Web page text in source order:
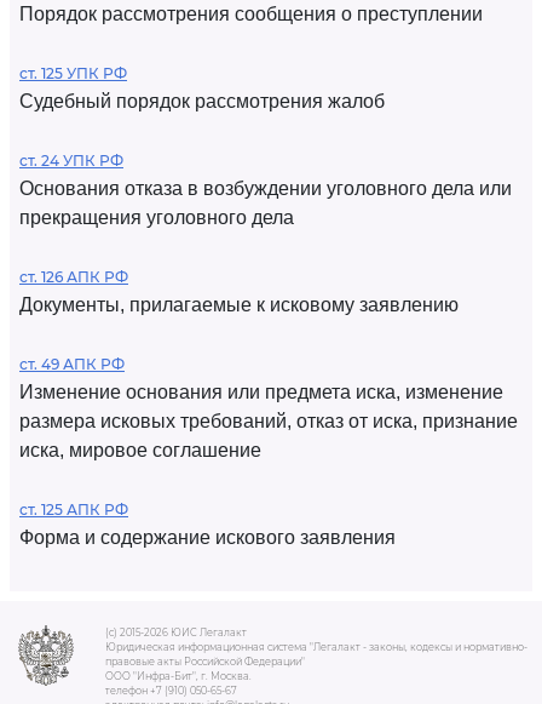
Порядок рассмотрения сообщения о преступлении
ст. 125 УПК РФ
Судебный порядок рассмотрения жалоб
ст. 24 УПК РФ
Основания отказа в возбуждении уголовного дела или
прекращения уголовного дела
ст. 126 АПК РФ
Документы, прилагаемые к исковому заявлению
ст. 49 АПК РФ
Изменение основания или предмета иска, изменение
размера исковых требований, отказ от иска, признание
иска, мировое соглашение
ст. 125 АПК РФ
Форма и содержание искового заявления
(c) 2015-2026 ЮИС Легалакт
Юридическая информационная система "Легалакт - законы, кодексы и нормативно-
правовые акты Российской Федерации"
ООО "Инфра-Бит", г. Москва.
телефон +7 (910) 050-65-67